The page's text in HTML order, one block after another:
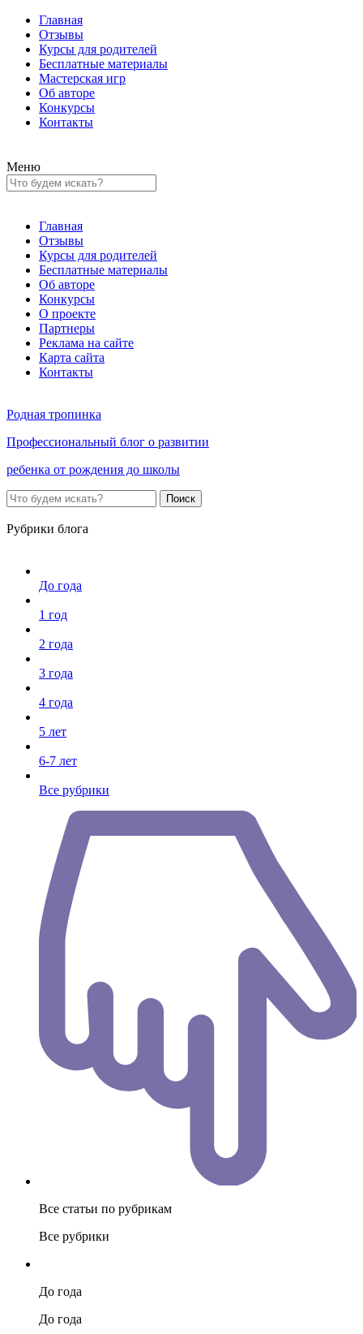
Главная
Отзывы
Курсы для родителей
Бесплатные материалы
Мастерская игр
Об авторе
Конкурсы
Контакты
Меню
Главная
Отзывы
Курсы для родителей
Бесплатные материалы
Об авторе
Конкурсы
О проекте
Партнеры
Реклама на сайте
Карта сайта
Контакты
Родная тропинка
Профессиональный блог о развитии
ребенка от рождения до школы
Поиск
Рубрики блога
До года
1 год
2 года
3 года
4 года
5 лет
6-7 лет
Все рубрики
Все статьи по рубрикам
Все рубрики
До года
До года